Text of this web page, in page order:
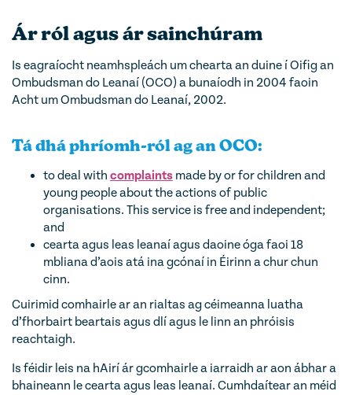
Ár ról agus ár sainchúram
Is eagraíocht neamhspleách um chearta an duine í Oifig an
Ombudsman do Leanaí (OCO) a bunaíodh in 2004 faoin
Acht um Ombudsman do Leanaí, 2002.
Tá dhá phríomh-ról ag an OCO:
to deal with complaints made by or for children and
young people about the actions of public
organisations. This service is free and independent;
and
cearta agus leas leanaí agus daoine óga faoi 18
mbliana d’aois atá ina gcónaí in Éirinn a chur chun
cinn.
Cuirimid comhairle ar an rialtas ag céimeanna luatha
d’fhorbairt beartais agus dlí agus le linn an phróisis
reachtaigh.
Is féidir leis na hAirí ár gcomhairle a iarraidh ar aon ábhar a
bhaineann le cearta agus leas leanaí. Cumhdaítear an méid